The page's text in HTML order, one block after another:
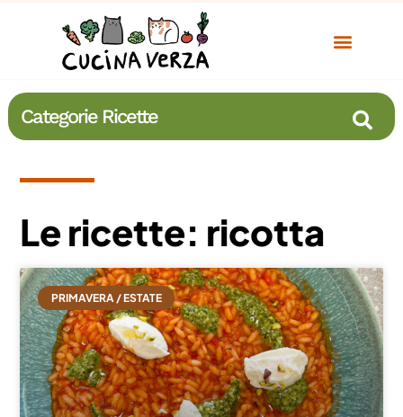
Categorie Ricette
Le ricette: ricotta
PRIMAVERA / ESTATE